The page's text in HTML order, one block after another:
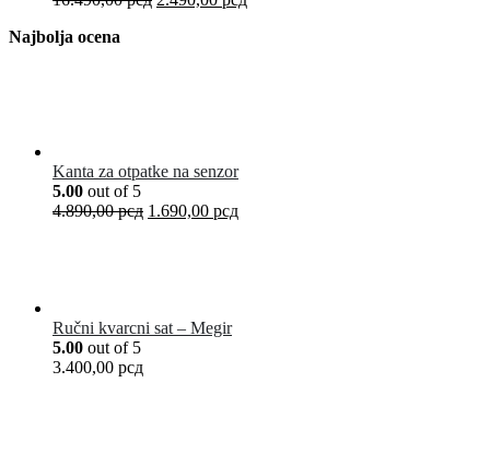
Najbolja ocena
Kanta za otpatke na senzor
5.00 out of 5
4.890,00рсд 1.690,00 рсд
Ručni kvarcni sat – Megir
5.00 out of 5
3.400,00 рсд